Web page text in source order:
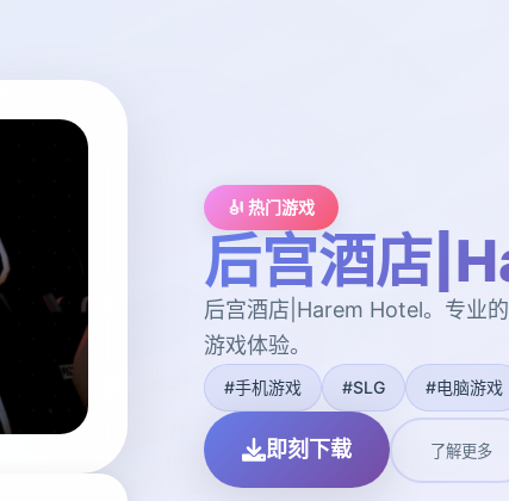
🎻 热门游戏
后宫酒店
后宫酒店|Harem Hotel。专业
游戏体验。
#手机游戏 #SLG #电脑游戏
即刻下载 了解更多